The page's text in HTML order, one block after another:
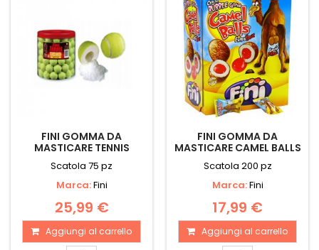
FINI GOMMA DA
MASTICARE TENNIS
Scatola 75 pz
Marca:Fini
25,99 €
Aggiungi al carrello
FINI GOMMA DA
MASTICARE CAMEL BALLS
Scatola 200 pz
Marca:Fini
17,99 €
Aggiungi al carrello